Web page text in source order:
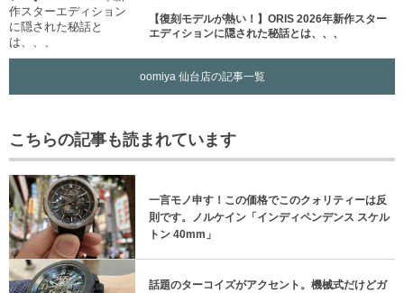
【復刻モデルが熱い！】ORIS 2026年新作スター
エディションに隠された秘話とは、、、
oomiya 仙台店の記事一覧
こちらの記事も読まれています
一言モノ申す！この価格でこのクォリティーは反
則です。ノルケイン「インディペンデンス スケル
トン 40mm」
話題のターコイズがアクセント。機械式だけどガ